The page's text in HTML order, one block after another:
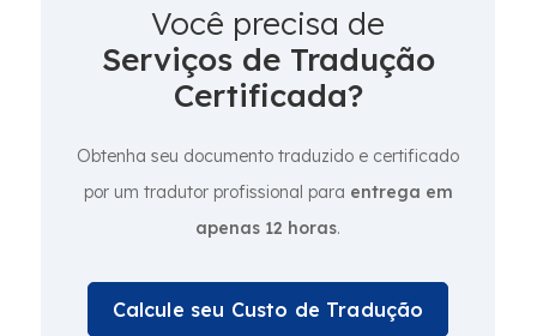
Você precisa de
Serviços de Tradução
Certificada?
Obtenha seu documento traduzido e certificado
por um tradutor profissional para entrega em
apenas 12 horas.
Calcule seu Custo de Tradução